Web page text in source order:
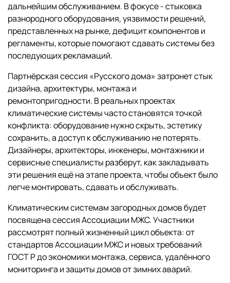
дальнейшим обслуживанием. В фокусе - стыковка
разнородного оборудования, уязвимости решений,
представленных на рынке, дефицит компонентов и
регламенты, которые помогают сдавать системы без
последующих рекламаций.
Партнёрская сессия «Русского дома» затронет стык
дизайна, архитектуры, монтажа и
ремонтопригодности. В реальных проектах
климатические системы часто становятся точкой
конфликта: оборудование нужно скрыть, эстетику
сохранить, а доступ к обслуживанию не потерять.
Дизайнеры, архитекторы, инженеры, монтажники и
сервисные специалисты разберут, как закладывать
эти решения ещё на этапе проекта, чтобы объект было
легче монтировать, сдавать и обслуживать.
Климатическим системам загородных домов будет
посвящена сессия Ассоциации МЖС. Участники
рассмотрят полный жизненный цикл объекта: от
стандартов Ассоциации МЖС и новых требований
ГОСТ Р до экономики монтажа, сервиса, удалённого
мониторинга и защиты домов от зимних аварий.